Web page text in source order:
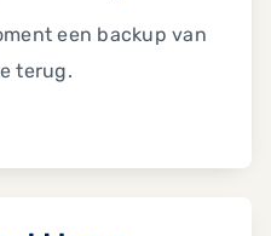
een backup van
terug.